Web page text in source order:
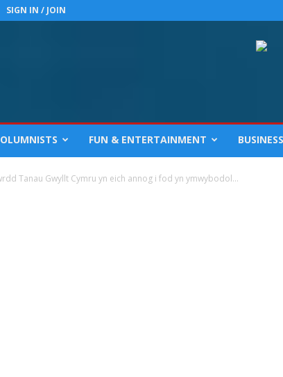
SIGN IN / JOIN
FUN & ENTERTAINMENT
Tanau Gwyllt Cymru yn eich annog i fod yn ymwybodol...